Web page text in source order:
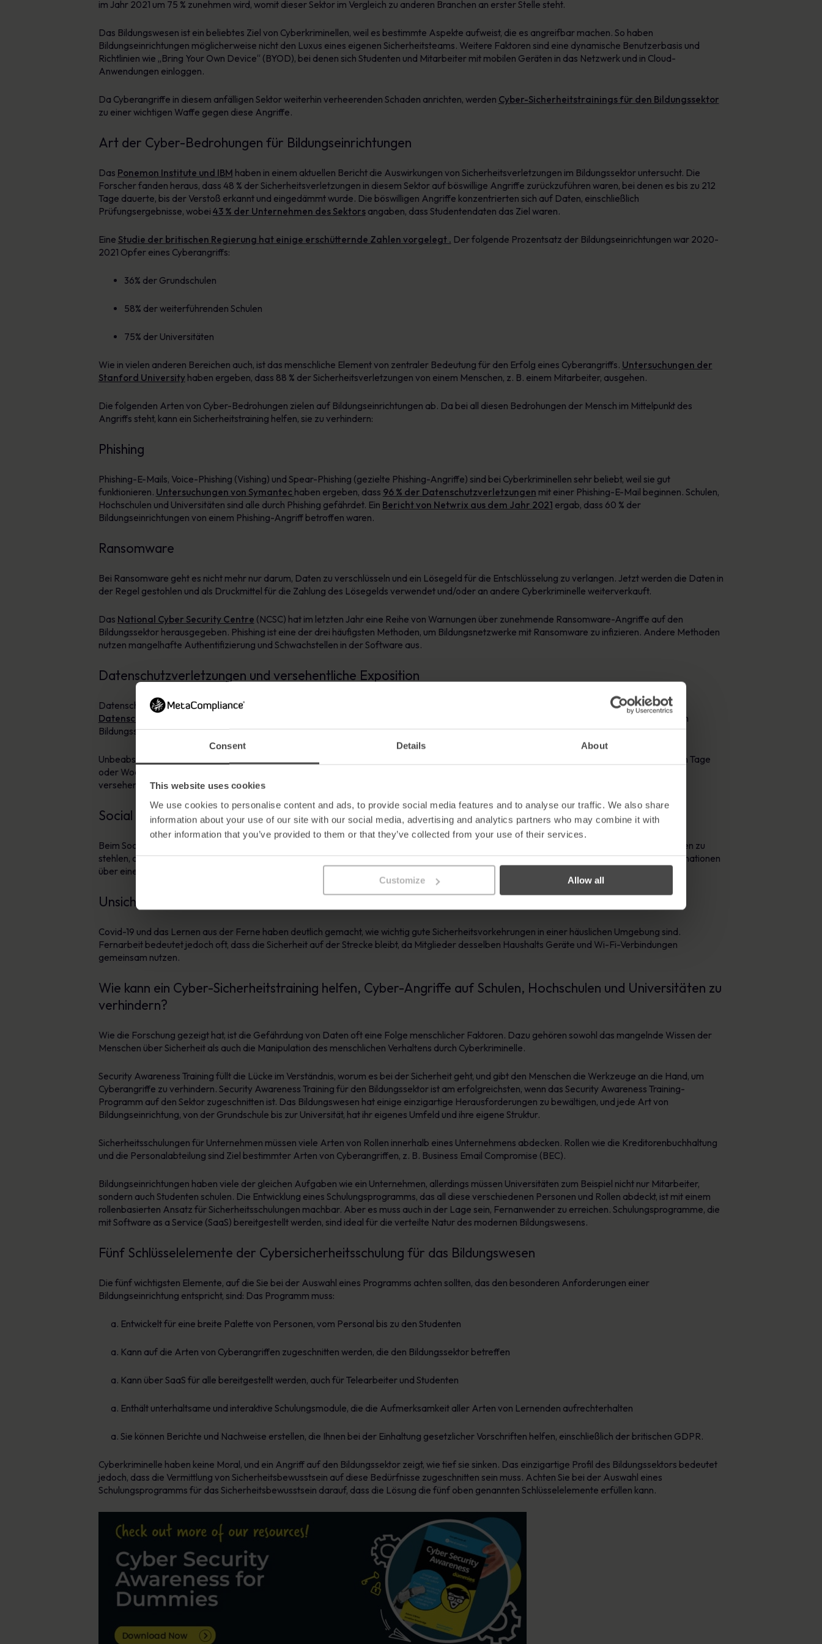
Consent Details About
This website uses cookies
We use cookies to personalise content and ads, to provide social media features and to analyse our traffic. We also share
information about your use of our site with our social media, advertising and analytics partners who may combine it with
other information that you’ve provided to them or that they’ve collected from your use of their services.
Customize Allow all
im Jahr 2021 um 75 % zunehmen wird, womit dieser Sektor im Vergleich zu anderen Branchen an erster Stelle steht.
Das Bildungswesen ist ein beliebtes Ziel von Cyberkriminellen, weil es bestimmte Aspekte aufweist, die es angreifbar machen. So haben
Bildungseinrichtungen möglicherweise nicht den Luxus eines eigenen Sicherheitsteams. Weitere Faktoren sind eine dynamische Benutzerbasis und
Richtlinien wie „Bring Your Own Device“ (BYOD), bei denen sich Studenten und Mitarbeiter mit mobilen Geräten in das Netzwerk und in Cloud-
Anwendungen einloggen.
Da Cyberangriffe in diesem anfälligen Sektor weiterhin verheerenden Schaden anrichten, werden Cyber-Sicherheitstrainings für den Bildungssektor
zu einer wichtigen Waffe gegen diese Angriffe.
Art der Cyber-Bedrohungen für Bildungseinrichtungen
Das Ponemon Institute und IBM haben in einem aktuellen Bericht die Auswirkungen von Sicherheitsverletzungen im Bildungssektor untersucht. Die
Forscher fanden heraus, dass 48 % der Sicherheitsverletzungen in diesem Sektor auf böswillige Angriffe zurückzuführen waren, bei denen es bis zu 212
Tage dauerte, bis der Verstoß erkannt und eingedämmt wurde. Die böswilligen Angriffe konzentrierten sich auf Daten, einschließlich
Prüfungsergebnisse, wobei 43 % der Unternehmen des Sektorsangaben, dass Studentendaten das Ziel waren.
Eine Studie der britischen Regierung hat einige erschütternde Zahlen vorgelegt . Der folgende Prozentsatz der Bildungseinrichtungen war 2020-
2021 Opfer eines Cyberangriffs:
36% der Grundschulen
58% der weiterführenden Schulen
75% der Universitäten
Wie in vielen anderen Bereichen auch, ist das menschliche Element von zentraler Bedeutung für den Erfolg eines Cyberangriffs. Untersuchungen der
Stanford Universityhaben ergeben, dass 88 % der Sicherheitsverletzungen von einem Menschen, z. B. einem Mitarbeiter, ausgehen.
Die folgenden Arten von Cyber-Bedrohungen zielen auf Bildungseinrichtungen ab. Da bei all diesen Bedrohungen der Mensch im Mittelpunkt des
Angriffs steht, kann ein Sicherheitstraining helfen, sie zu verhindern:
Phishing
Phishing-E-Mails, Voice-Phishing (Vishing) und Spear-Phishing (gezielte Phishing-Angriffe) sind bei Cyberkriminellen sehr beliebt, weil sie gut
funktionieren. Untersuchungen von Symantec haben ergeben, dass 96 % der Datenschutzverletzungen mit einer Phishing-E-Mail beginnen. Schulen,
Hochschulen und Universitäten sind alle durch Phishing gefährdet. Ein Bericht von Netwrix aus dem Jahr 2021 ergab, dass 60 % der
Bildungseinrichtungen von einem Phishing-Angriff betroffen waren.
Ransomware
Bei Ransomware geht es nicht mehr nur darum, Daten zu verschlüsseln und ein Lösegeld für die Entschlüsselung zu verlangen. Jetzt werden die Daten in
der Regel gestohlen und als Druckmittel für die Zahlung des Lösegelds verwendet und/oder an andere Cyberkriminelle weiterverkauft.
Das National Cyber Security Centre (NCSC) hat im letzten Jahr eine Reihe von Warnungen über zunehmende Ransomware-Angriffe auf den
Bildungssektor herausgegeben. Phishing ist eine der drei häufigsten Methoden, um Bildungsnetzwerke mit Ransomware zu infizieren. Andere Methoden
nutzen mangelhafte Authentifizierung und Schwachstellen in der Software aus.
Datenschutzverletzungen und versehentliche Exposition
Datenschutzverletzungen sind für Schulen, Hochschulen und Universitäten teuer: Ein Bericht
von IBM und Ponemon über die Kosten einer
Datenschutzverletzung
ergab, dass die durchschnittlichen Kosten in der Branche 141 Dollar (107 Pfund) pro verletztem Datensatz betragen. Im
Bildungssektor stieg diese Zahl jedoch auf $200 (£153) an.
Unbeabsichtigte Datenlecks verursachen auch Kosten und Ausfallzeiten: Der Netwrix-Bericht fand heraus, dass fast alle Bildungseinrichtungen Tage
oder Wochen brauchen, um ein unbeabsichtigtes Datenleck zu entdecken. Und etwa ein Drittel von ihnen brauchte Wochen, um sich von einem
versehentlichen Datenleck zu erholen.
Social Engineering
Beim Social Engineering kommen oft viele Elemente eines komplexen Betrugs zusammen. Phishing ist eine typische Methode, um Anmeldedaten zu
stehlen, aber in zunehmendem Maße verwenden Betrüger auch andere Methoden, einschließlich sozialer Medien und Telefonanrufe, um Informationen
über eine Zielperson und/oder eine Bildungseinrichtung herauszufinden.
Unsichere Lernumgebungen zu Hause
Covid-19 und das Lernen aus der Ferne haben deutlich gemacht, wie wichtig gute Sicherheitsvorkehrungen in einer häuslichen Umgebung sind.
Fernarbeit bedeutet jedoch oft, dass die Sicherheit auf der Strecke bleibt, da Mitglieder desselben Haushalts Geräte und Wi-Fi-Verbindungen
gemeinsam nutzen.
Wie kann ein Cyber-Sicherheitstraining helfen, Cyber-Angriffe auf Schulen, Hochschulen und Universitäten zu
verhindern?
Wie die Forschung gezeigt hat, ist die Gefährdung von Daten oft eine Folge menschlicher Faktoren. Dazu gehören sowohl das mangelnde Wissen der
Menschen über Sicherheit als auch die Manipulation des menschlichen Verhaltens durch Cyberkriminelle.
Security Awareness Training füllt die Lücke im Verständnis, worum es bei der Sicherheit geht, und gibt den Menschen die Werkzeuge an die Hand, um
Cyberangriffe zu verhindern. Security Awareness Training für den Bildungssektor ist am erfolgreichsten, wenn das Security Awareness Training-
Programm auf den Sektor zugeschnitten ist. Das Bildungswesen hat einige einzigartige Herausforderungen zu bewältigen, und jede Art von
Bildungseinrichtung, von der Grundschule bis zur Universität, hat ihr eigenes Umfeld und ihre eigene Struktur.
Sicherheitsschulungen für Unternehmen müssen viele Arten von Rollen innerhalb eines Unternehmens abdecken. Rollen wie die Kreditorenbuchhaltung
und die Personalabteilung sind Ziel bestimmter Arten von Cyberangriffen, z. B. Business Email Compromise (BEC).
Bildungseinrichtungen haben viele der gleichen Aufgaben wie ein Unternehmen, allerdings müssen Universitäten zum Beispiel nicht nur Mitarbeiter,
sondern auch Studenten schulen. Die Entwicklung eines Schulungsprogramms, das all diese verschiedenen Personen und Rollen abdeckt, ist mit einem
rollenbasierten Ansatz für Sicherheitsschulungen machbar. Aber es muss auch in der Lage sein, Fernanwender zu erreichen. Schulungsprogramme, die
mit Software as a Service (SaaS) bereitgestellt werden, sind ideal für die verteilte Natur des modernen Bildungswesens.
Fünf Schlüsselelemente der Cybersicherheitsschulung für das Bildungswesen
Die fünf wichtigsten Elemente, auf die Sie bei der Auswahl eines Programms achten sollten, das den besonderen Anforderungen einer
Bildungseinrichtung entspricht, sind: Das Programm muss:
Entwickelt für eine breite Palette von Personen, vom Personal bis zu den Studenten
Kann auf die Arten von Cyberangriffen zugeschnitten werden, die den Bildungssektor betreffen
Kann über SaaS für alle bereitgestellt werden, auch für Telearbeiter und Studenten
Enthält unterhaltsame und interaktive Schulungsmodule, die die Aufmerksamkeit aller Arten von Lernenden aufrechterhalten
Sie können Berichte und Nachweise erstellen, die Ihnen bei der Einhaltung gesetzlicher Vorschriften helfen, einschließlich der britischen GDPR.
Cyberkriminelle haben keine Moral, und ein Angriff auf den Bildungssektor zeigt, wie tief sie sinken. Das einzigartige Profil des Bildungssektors bedeutet
jedoch, dass die Vermittlung von Sicherheitsbewusstsein auf diese Bedürfnisse zugeschnitten sein muss. Achten Sie bei der Auswahl eines
Schulungsprogramms für das Sicherheitsbewusstsein darauf, dass die Lösung die fünf oben genannten Schlüsselelemente erfüllen kann.